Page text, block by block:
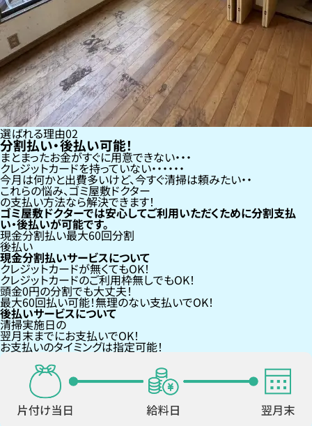
選ばれる理由02
分割払い・後払い可能！
まとまったお金がすぐに用意できない
クレジットカードを持っていない・・・
今月は何かと出費多いけど、今すぐ清掃は頼みたい
これらの悩み、ゴミ屋敷ドクター
の支払い方法なら解決できます！
ゴミ屋敷ドクターでは安心してご利用いただくために分割支払
い・後払いが可能です。
現金分割払い最大60回分割
後払い
現金分割払いサービスについて
クレジットカードが無くてもOK！
クレジットカードのご利用枠無しでもOK！
頭金0円の分割でも大丈夫！
最大60回払い可能！無理のない支払いでOK！
後払いサービスについて
清掃実施日の
翌月末までにお支払いでOK！
お支払いのタイミングは指定可能！